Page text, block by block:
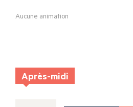
Aucune animation
Après-midi